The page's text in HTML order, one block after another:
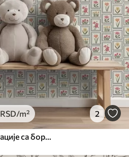
RSD/m² 2
Урамљене цветне илустрације са бордурама